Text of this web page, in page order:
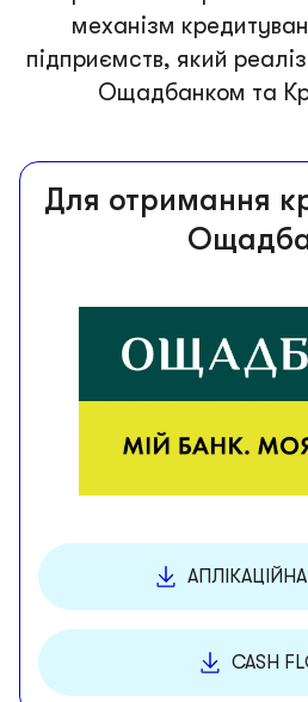
механізм
підприємств, який
Ощадбанком та
Для отримання
CASH